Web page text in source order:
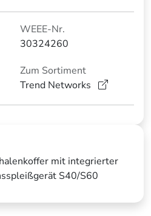
WEEE-Nr.
30324260
Zum Sortiment
Trend Networks
mit integrierter
S40/S60